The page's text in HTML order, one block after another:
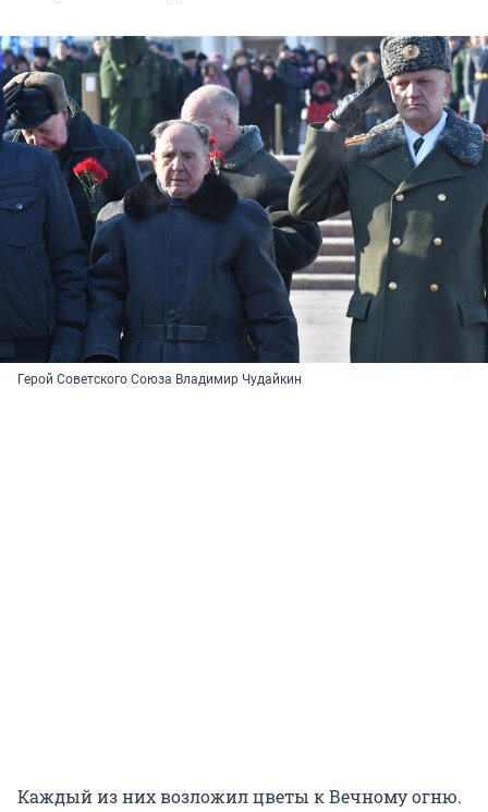
Герой Советского Союза Владимир Чудайкин
Каждый из них возложил цветы к Вечному огню.